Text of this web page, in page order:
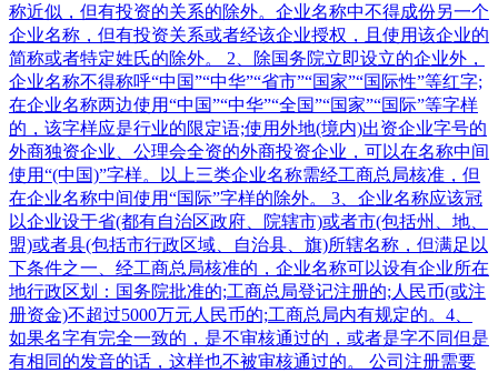
称近似，但有投资的关系的除外。企业名称中不得成份另一个
企业名称，但有投资关系或者经该企业授权，且使用该企业的
简称或者特定姓氏的除外。 2、除国务院立即设立的企业外，
企业名称不得称呼“中国”“中华”“省市”“国家”“国际性”等红字;
在企业名称两边使用“中国”“中华”“全国”“国家”“国际”等字样
的，该字样应是行业的限定语;使用外地(境内)出资企业字号的
外商独资企业、公理会全资的外商投资企业，可以在名称中间
使用“(中国)”字样。以上三类企业名称需经工商总局核准，但
在企业名称中间使用“国际”字样的除外。 3、企业名称应该冠
以企业设于省(都有自治区政府、院辖市)或者市(包括州、地、
盟)或者县(包括市行政区域、自治县、旗)所辖名称，但满足以
下条件之一、经工商总局核准的，企业名称可以设有企业所在
地行政区划：国务院批准的;工商总局登记注册的;人民币(或注
册资金)不超过5000万元人民币的;工商总局内有规定的。4、
如果名字有完全一致的，是不审核通过的，或者是字不同但是
有相同的发音的话，这样也不被审核通过的。 公司注册需要